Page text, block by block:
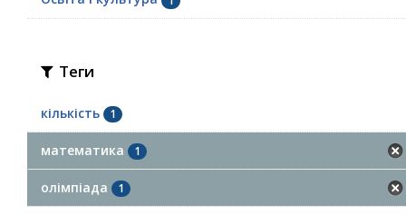
Теги
кількість 1
математика 1
олімпіада 1